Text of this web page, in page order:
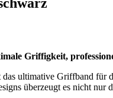
Griffigkeit,
das ultimative Griffband für
überzeugt es nicht